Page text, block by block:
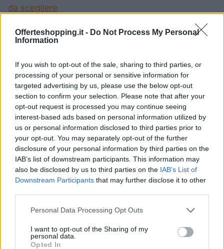
Offerteshopping.it - Do Not Process My Personal
Information
If you wish to opt-out of the sale, sharing to third parties, or
processing of your personal or sensitive information for
targeted advertising by us, please use the below opt-out
section to confirm your selection. Please note that after your
opt-out request is processed you may continue seeing
interest-based ads based on personal information utilized by
us or personal information disclosed to third parties prior to
your opt-out. You may separately opt-out of the further
disclosure of your personal information by third parties on the
IAB’s list of downstream participants. This information may
also be disclosed by us to third parties on the IAB’s List of
Downstream Participants that may further disclose it to other
Please note that this website/app uses one or more Google
not limited to your visit or usage behaviour. You may click to
grant or deny consent to Google and its third-party tags to
Personal Data Processing Opt Outs
I want to opt-out of the Sharing of my
personal data.
Opted In
da scegliere
Rossana Pucceri